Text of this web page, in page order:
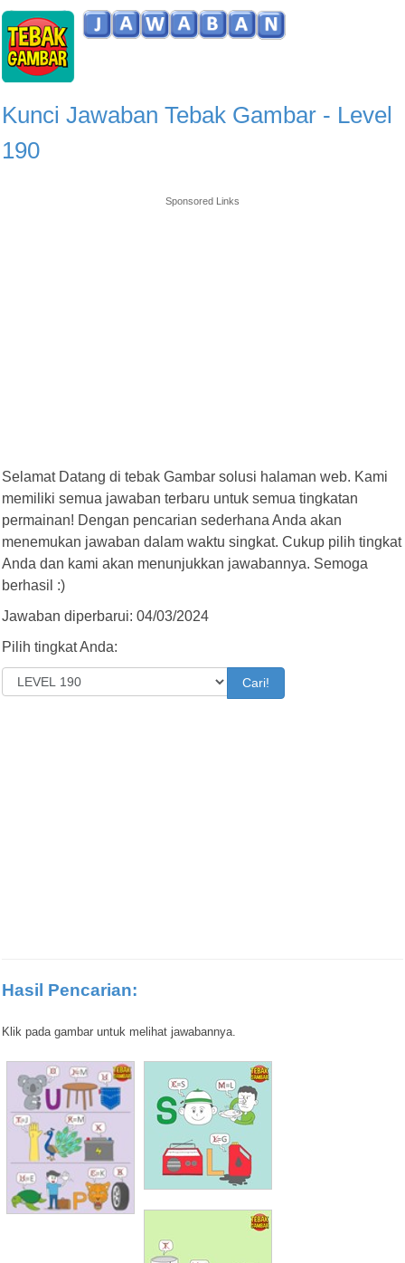
Kunci Jawaban Tebak Gambar - Level
190
Sponsored Links
Selamat Datang di tebak Gambar solusi halaman web. Kami
memiliki semua jawaban terbaru untuk semua tingkatan
permainan! Dengan pencarian sederhana Anda akan
menemukan jawaban dalam waktu singkat. Cukup pilih tingkat
Anda dan kami akan menunjukkan jawabannya. Semoga
berhasil :)
Jawaban diperbarui: 04/03/2024
Pilih tingkat Anda:
Cari!
Hasil Pencarian:
Klik pada gambar untuk melihat jawabannya.